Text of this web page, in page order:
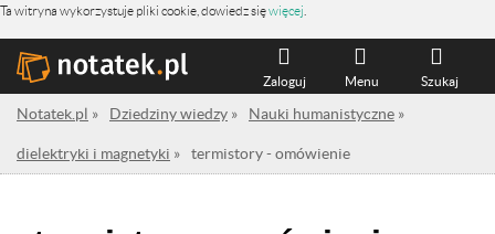
Ta witryna wykorzystuje pliki cookie, dowiedz sięwięcej
Szukaj
Menu
Zaloguj
Notatek.pl » Dziedziny wiedzy » Nauki humanistyczne »
dielektryki i magnetyki » termistory - omówienie